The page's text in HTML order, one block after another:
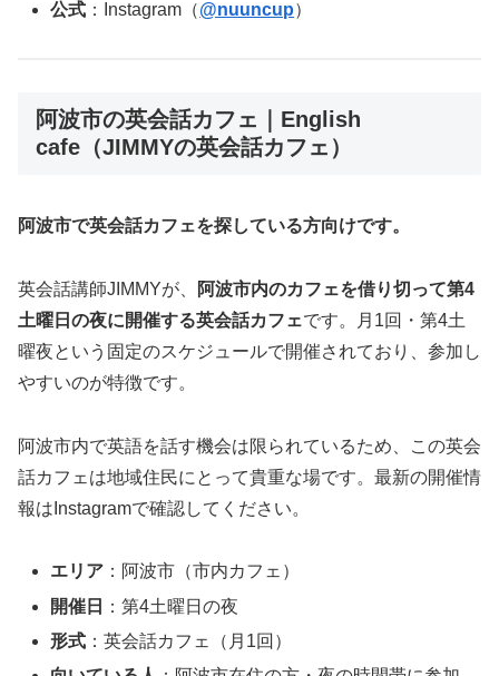
公式 ：Instagram（@nuuncup）
阿波市の英会話カフェ｜English
cafe（JIMMYの英会話カフェ）
阿波市で英会話カフェを探している方向けです。
英会話講師JIMMYが、
阿波市内のカフェを借り切って第4
土曜日の夜に開催する英会話カフェです。月1回・第4土
曜夜という固定のスケジュールで開催されており、参加し
やすいのが特徴です。
阿波市内で英語を話す機会は限られているため、この英会
話カフェは地域住民にとって貴重な場です。最新の開催情
報はInstagramで確認してください。
エリア ：阿波市（市内カフェ）
開催日
：第4土曜日の夜
形式 ：英会話カフェ（月1回）